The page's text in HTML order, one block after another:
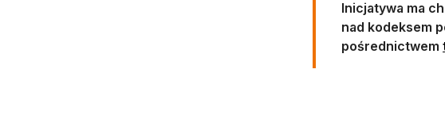
Inicjatywa ma
nad kodeksem
pośrednictwem